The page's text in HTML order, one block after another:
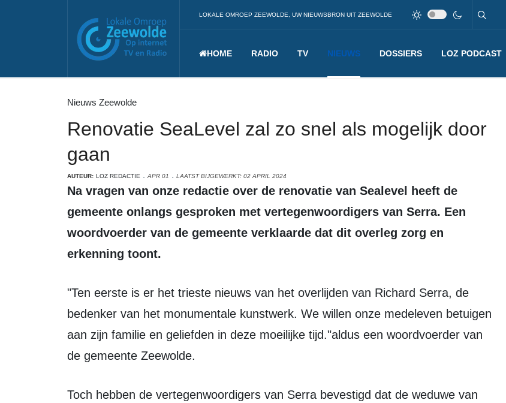
LOKALE OMROEP ZEEWOLDE, UW NIEUWSBRON UIT ZEEWOLDE
HOME RADIO TV NIEUWS DOSSIERS LOZ PODCAST
Nieuws Zeewolde
Renovatie SeaLevel zal zo snel als mogelijk door
gaan
AUTEUR: LOZ REDACTIE APR 01 LAATST BIJGEWERKT: 02 APRIL 2024
Na vragen van onze redactie over de renovatie van Sealevel heeft de
gemeente onlangs gesproken met vertegenwoordigers van Serra. Een
woordvoerder van de gemeente verklaarde dat dit overleg zorg en
erkenning toont.
"Ten eerste is er het trieste nieuws van het overlijden van Richard Serra, de
bedenker van het monumentale kunstwerk. We willen onze medeleven betuigen
aan zijn familie en geliefden in deze moeilijke tijd."aldus een woordvoerder van
de gemeente Zeewolde.
Toch hebben de vertegenwoordigers van Serra bevestigd dat de weduwe van